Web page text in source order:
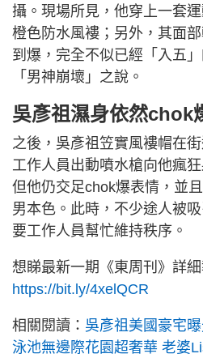
攝。現場所見，他穿上一套
橙色防水風褸；另外，其面
到爆，完全不似已經「入五
「男神崩壞」之說。
吳彥祖濕身依然chok
之後，吳彥祖笠實風褸帽在
工作人員出動噴水槍向他瘋
但他仍交足chok爆表情，並
男本色。此時，不少途人被
要工作人員幫忙維持秩序。
想睇最新一期《東周刊》詳
https://bit.ly/4xelQCR
相關閱讀： 吳彥祖美國豪宅
泳池無邊際花園超奢華 老婆